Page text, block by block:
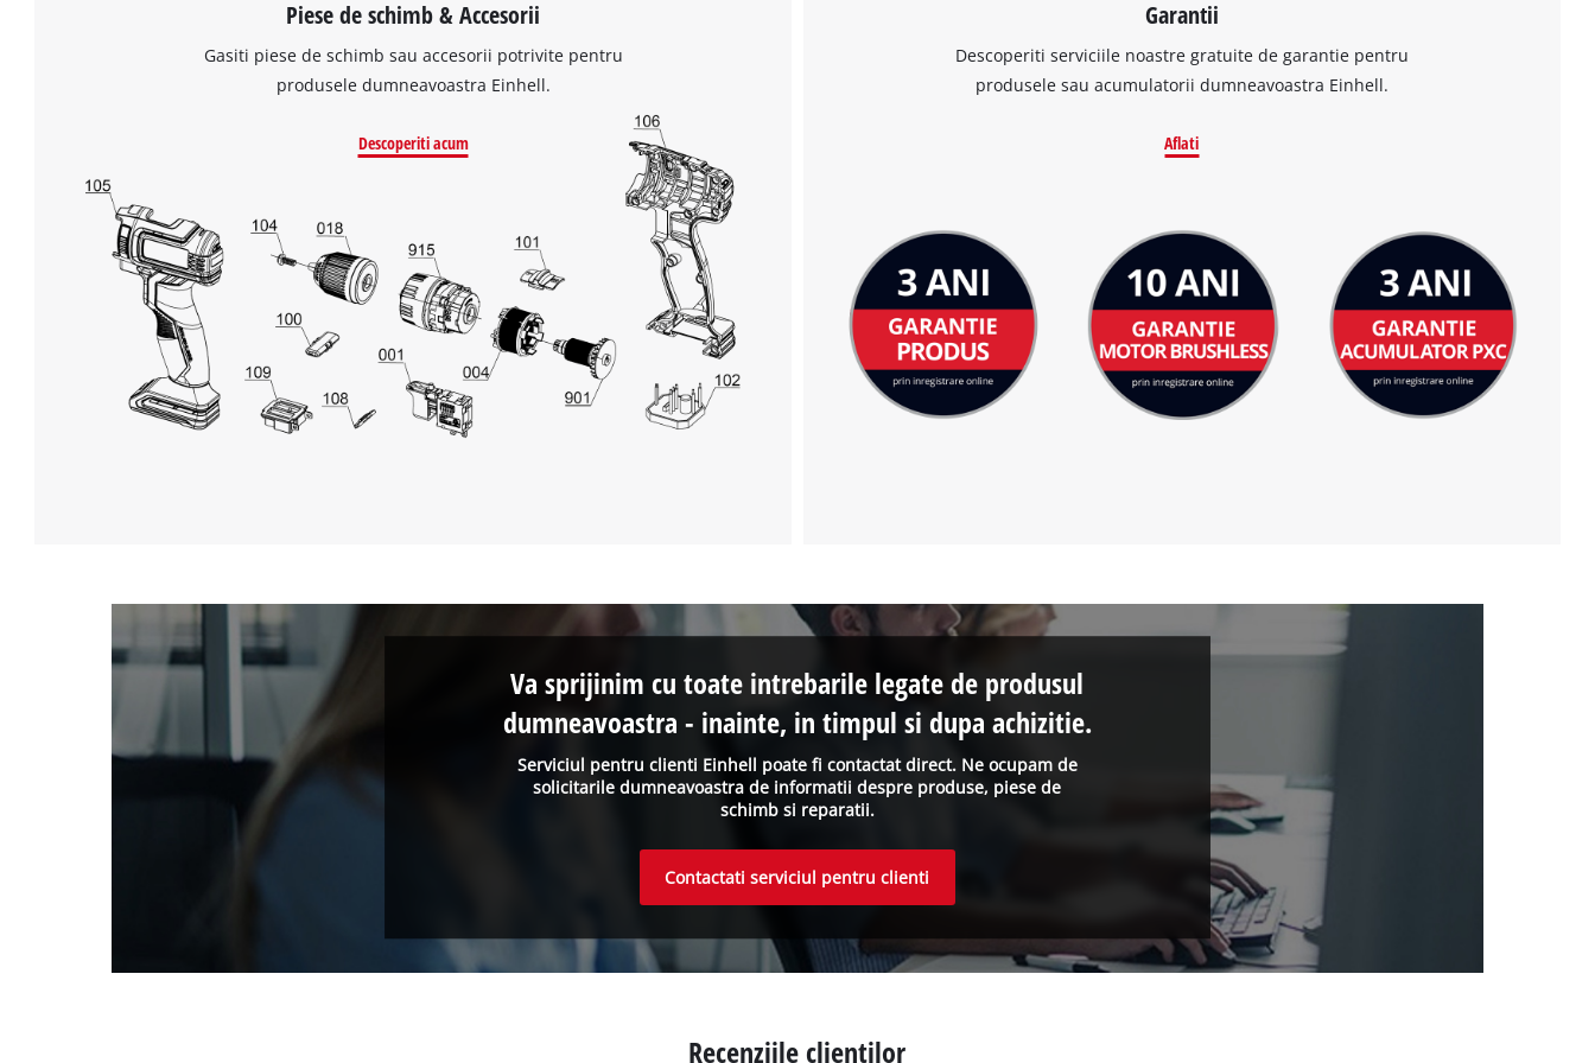
Piese de schimb & Accesorii
Gasiti piese de schimb sau accesorii potrivite pentru
produsele dumneavoastra Einhell.
Descoperiti acum
Garantii
Descoperiti serviciile noastre gratuite de garantie pentru
produsele sau acumulatorii dumneavoastra Einhell.
Aflati
Serviciul pentru clienti Einhell poate fi contactat direct. Ne ocupam de
solicitarile dumneavoastra de informatii despre produse, piese de
schimb si reparatii.
Va sprijinim cu toate intrebarile legate de produsul
dumneavoastra - inainte, in timpul si dupa achizitie.
Contactati serviciul pentru clienti
Recenziile clientilor